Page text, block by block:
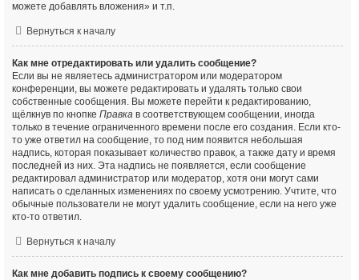
можете добавлять вложения» и т.п.
Вернуться к началу
Как мне отредактировать или удалить сообщение?
Если вы не являетесь администратором или модератором
конференции, вы можете редактировать и удалять только свои
собственные сообщения. Вы можете перейти к редактированию,
щёлкнув по кнопке Правка в соответствующем сообщении, иногда
только в течение ограниченного времени после его создания. Если кто-
то уже ответил на сообщение, то под ним появится небольшая
надпись, которая показывает количество правок, а также дату и время
последней из них. Эта надпись не появляется, если сообщение
редактировал администратор или модератор, хотя они могут сами
написать о сделанных изменениях по своему усмотрению. Учтите, что
обычные пользователи не могут удалить сообщение, если на него уже
кто-то ответил.
Вернуться к началу
Как мне добавить подпись к своему сообщению?